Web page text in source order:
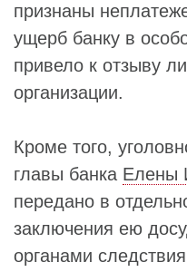
признаны
ущерб банку в
привело к отзыву
организации.
Кроме того,
главы банка Елены
передано в
заключения ею
органами